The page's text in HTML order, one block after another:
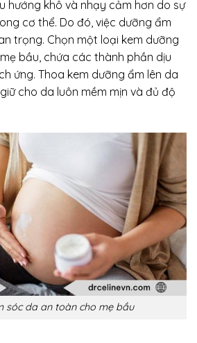
hướng khô và nhạy cảm hơn do sự
cơ thể. Do đó, việc dưỡng ẩm
trọng. Chọn một loại kem dưỡng
bầu, chứa các thành phần dịu
ứng. Thoa kem dưỡng ẩm lên da
cho da luôn mềm mịn và đủ độ
sóc da an toàn cho mẹ bầu